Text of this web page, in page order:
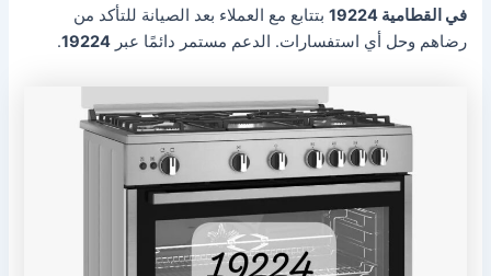
في القطامية 19224
بتتابع مع العملاء بعد الصيانة للتأكد من
رضاهم وحل أي استفسارات. الدعم مستمر دائمًا عبر19224
.